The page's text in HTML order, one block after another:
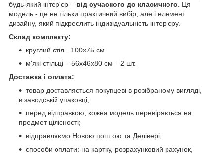
будь-який інтер'єр – від сучасного до класичного. Ця
модель - це не тільки практичний вибір, але і елемент
дизайну, який підкреслить індивідуальність інтер'єру.
Склад комплекту:
круглий стіл - 100х75 см
м'які стільці – 56х46х80 см – 2 шт.
Доставка і оплата:
товар доставляється покупцеві в розібраному вигляді,
в заводській упаковці;
перед відправкою, кожна модель перевіряється на
предмет цілісності;
відправляємо Новою поштою та Делівері;
способи оплати: на картку, розрахунковий рахунок,